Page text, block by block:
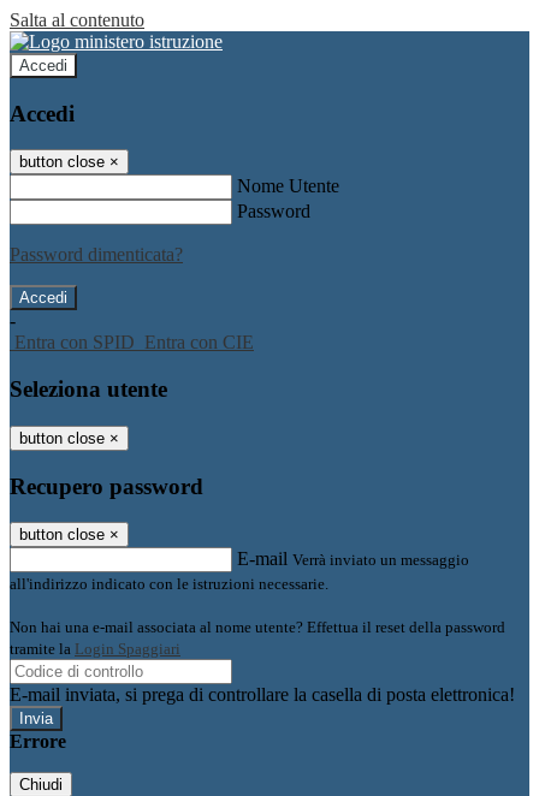
Salta al contenuto
Accedi
Accedi
button close ×
Nome Utente
Password
Password dimenticata?
-
Entra con SPID Entra con CIE
Seleziona utente
button close ×
Recupero password
button close ×
E-mail Verrà inviato un messaggio
all'indirizzo indicato con le istruzioni necessarie.
Non hai una e-mail associata al nome utente? Effettua il reset della password
tramite la Login Spaggiari
E-mail inviata, si prega di controllare la casella di posta elettronica!
Errore
Chiudi